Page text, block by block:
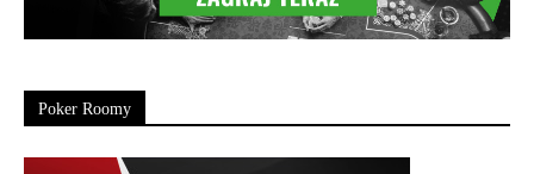
Poker Roomy